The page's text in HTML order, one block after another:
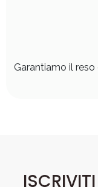
Garantiamo il